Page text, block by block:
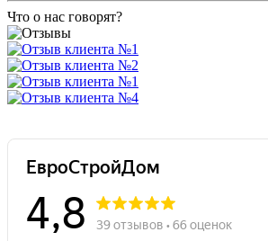
Что о нас говорят?